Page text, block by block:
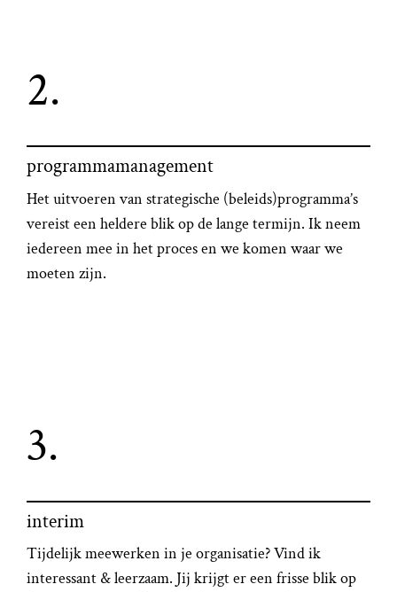
2.
programmamanagement
Het uitvoeren van strategische (beleids)programma’s
vereist een heldere blik op de lange termijn. Ik neem
iedereen mee in het proces en we komen waar we
moeten zijn.
3.
interim
Tijdelijk meewerken in je organisatie? Vind ik
interessant & leerzaam. Jij krijgt er een frisse blik op